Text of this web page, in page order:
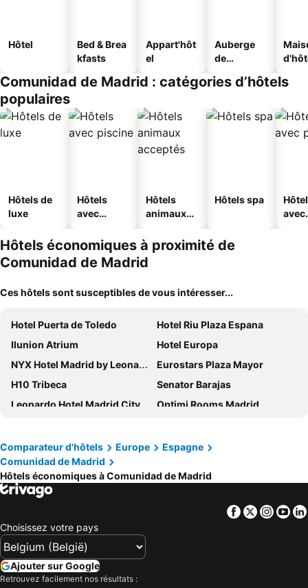
Hôtel
Bed & Brea
kfasts
Appart'hôt
el
Auberge
de
Comunidad de Madrid : catégories d’hôtels
populaires
Hôtels de
luxe
Hôtels
avec
Hôtels
animaux
Hôtels spa
avec
Hôtels économiques à proximité de
Comunidad de Madrid
Ces hôtels sont susceptibles de vous intéresser...
Hotel Puerta de Toledo
Hotel Riu Plaza Espana
Ilunion Atrium
Hotel Europa
NYX Hotel Madrid by Leonardo Hotels
Eurostars Plaza Mayor
H10 Tribeca
Senator Barajas
Leonardo Hotel Madrid City Center
Optimi Rooms Madrid
Hotel Puerta America
Melia Avenida de America
Ilunion Suites Madrid
Novotel Madrid City Las Ventas
Anaco
NH Madrid Ribera del Manzanares
Hotel Moderno
H10 Puerta de Alcalá
BLESS Madrid
Ilunion Pio XII
Comparateur d'hôtels Europe
Espagne
Comunidad de Madrid
Hôtels économiques à Comunidad de Madrid
Facebook
Twitter
Choisissez votre pays
Ajouter sur Google
Retrouvez facilement nos résultats :